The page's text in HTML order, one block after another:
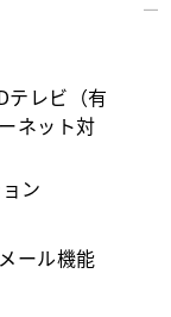
テレビ（有
ネット対
ン
ール機能